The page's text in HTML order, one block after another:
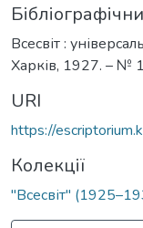
Всесвіт :
Харків, 1927. – №
URI
https://
Колекції
"Всесвіт"